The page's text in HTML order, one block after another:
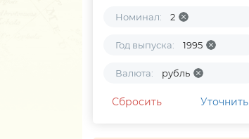
Номинал: 2
Год выпуска: 1995
Валюта: рубль
Сбросить Уточнить